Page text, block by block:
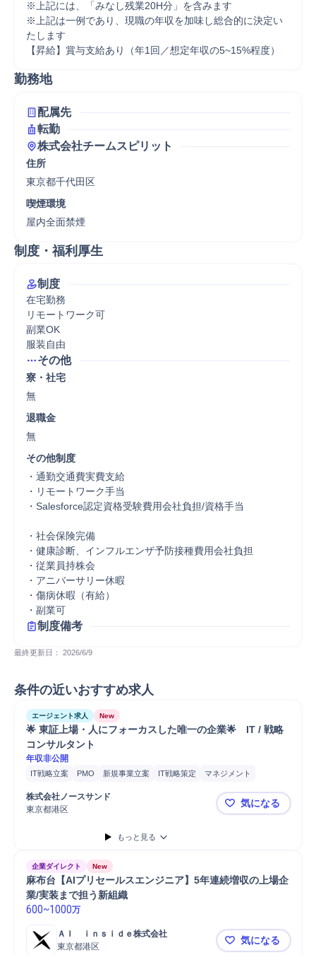
※上記には、「みなし残業20H分」を含みます
※上記は一例であり、現職の年収を加味し総合的に決定い
たします
【昇給】賞与支給あり（年1回／想定年収の5~15%程度）
勤務地
配属先
転勤
株式会社チームスピリット
住所
東京都千代田区
喫煙環境
屋内全面禁煙
制度・福利厚生
制度
在宅勤務
リモートワーク可
副業OK
服装自由
その他
寮・社宅
無
退職金
無
その他制度
・通勤交通費実費支給
・リモートワーク手当
・Salesforce認定資格受験費用会社負担/資格手当
・社会保険完備
・健康診断、インフルエンザ予防接種費用会社負担
・従業員持株会
・アニバーサリー休暇
・傷病休暇（有給）
・副業可
制度備考
最終更新日： 2026/6/9
条件の近いおすすめ求人
エージェント求人 New
🌟 東証上場・人にフォーカスした唯一の企業🌟　IT / 戦略
コンサルタント
年収非公開
IT戦略立案 PMO 新規事業立案 IT戦略策定
マネジメント
プロジェクトマネジメント
IT戦略コンサルティング
コスト削減
分析
Salesforce導入 プロジェクト
株式会社ノースサンド
東京都港区
🌟 東証上
気になる
もっと見る
企業ダイレクト New
麻布台【AIプリセールスエンジニア】5年連続増収の上場企
業/実装まで担う新組織
600~1000万
ＡＩ　ｉｎｓｉｄｅ株式会社
東京都港区
麻布台【AI
気になる